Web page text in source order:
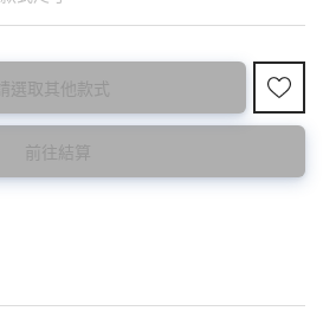
8月暑假關係， 預購款會於8月18日
先確認所列出的尺碼是否合適。
選取其他款式
前往結算